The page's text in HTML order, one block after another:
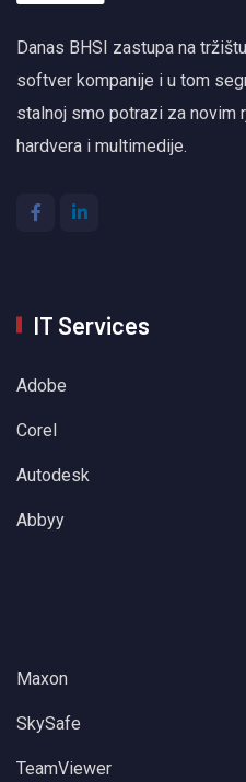
Danas BHSI zastupa na
softver kompanije i u tom
stalnoj smo potrazi za novim
hardvera i multimedije.
IT Services
Adobe
Corel
Autodesk
Abbyy
Maxon
SkySafe
TeamViewer